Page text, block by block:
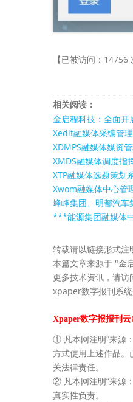
【已被访问：14756
相关阅读：
金启程科技：全面
Xedit融媒体采编管
XDMPS融媒体媒资
XMDS融媒体调度指
XTP融媒体选题策划
Xwom融媒体中心管
峰峰集团、明都汽
***能源集团融媒体
转载请以链接形式注
本篇文章来源于 "金
更多技术资讯，请访
xpaper数字报刊系
Xpaper数字报报刊
① 凡本网注明“来源
方式使用上述作品。
关法律责任。
② 凡本网注明“来源
真实性负责。